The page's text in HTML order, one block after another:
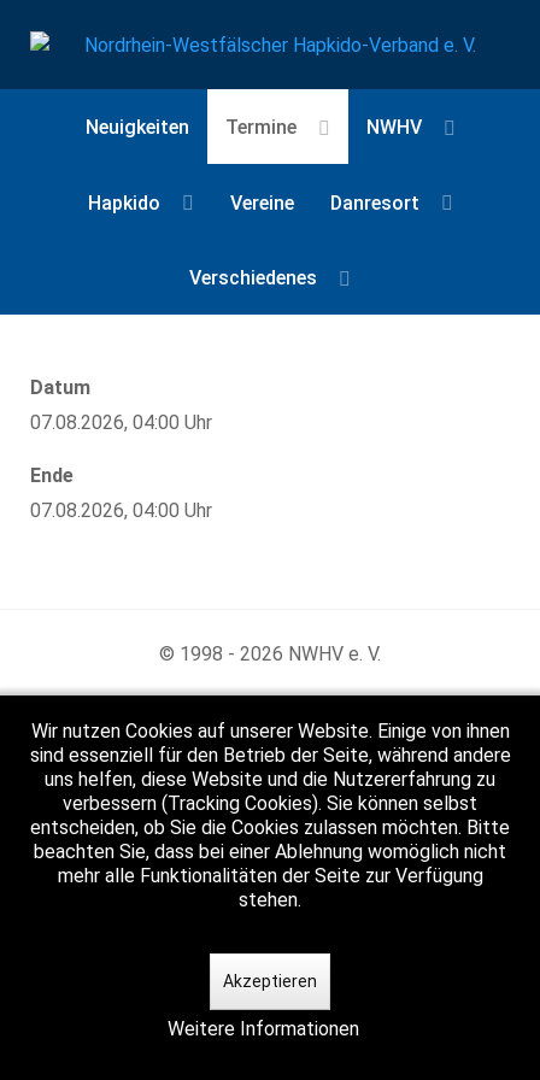
Neuigkeiten Termine NWHV
Hapkido Vereine Danresort
Verschiedenes
Datum
07.08.2026, 04:00 Uhr
Ende
07.08.2026, 04:00 Uhr
© 1998 - 2026 NWHV e. V.
Wir nutzen Cookies auf unserer Website. Einige von ihnen
sind essenziell für den Betrieb der Seite, während andere
uns helfen, diese Website und die Nutzererfahrung zu
verbessern (Tracking Cookies). Sie können selbst
entscheiden, ob Sie die Cookies zulassen möchten. Bitte
beachten Sie, dass bei einer Ablehnung womöglich nicht
mehr alle Funktionalitäten der Seite zur Verfügung
stehen.
Akzeptieren
Weitere Informationen